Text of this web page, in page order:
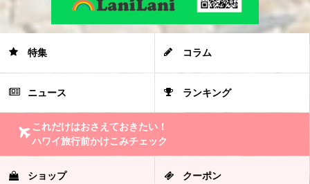
特集 コラム
ニュース ランキング
これだけはおさえておきたい！
ハワイ旅行前かけこみチェック
ショップ クーポン